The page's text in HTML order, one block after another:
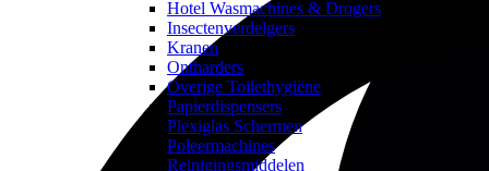
Hotel Wasmachines & Drogers
Insectenverdelgers
Kranen
Ontharders
Overige Toilethygiëne
Papierdispensers
Plexiglas Schermen
Poleermachines
Reinigingsmiddelen